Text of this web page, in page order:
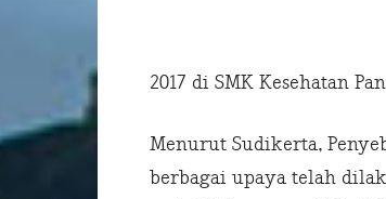
2017 di SMK Kesehatan
Menurut Sudikerta,
berbagai upaya telah